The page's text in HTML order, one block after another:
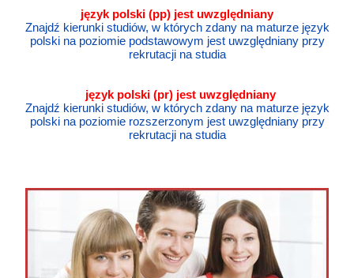
język polski (pp) jest uwzględniany
Znajdź kierunki studiów, w których zdany na maturze język
polski na poziomie podstawowym jest uwzględniany przy
rekrutacji na studia
język polski (pr) jest uwzględniany
Znajdź kierunki studiów, w których zdany na maturze język
polski na poziomie rozszerzonym jest uwzględniany przy
rekrutacji na studia